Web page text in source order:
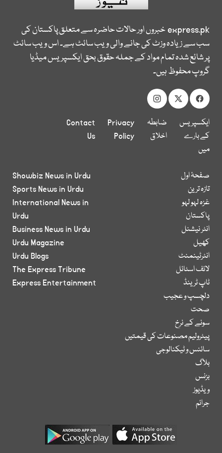
express.pkخبروں اور حالات حاضرہ سے متعلق پاکستان کی
سب سے زیادہ وزٹ کی جانے والی ویب سائٹ ہے۔ اس ویب سائٹ
پر شائع شدہ تمام مواد کے جملہ حقوق بحق ایکسپریس میڈیا
گروپ محفوظ ہیں۔
ایکسپریس
کے بارے
میں
ضابطہ
اخلاق
Privacy
Policy
Contact
Us
صفحۂ اول
تازہ ترین
غزہ لہو لہو
پاکستان
انٹر نیشنل
کھیل
انٹرٹینمنٹ
لائف اسٹائل
ٹاپ ٹرینڈ
دلچسپ و عجیب
صحت
سونے کے نرخ
پیٹرولیم مصنوعات کی قیمتیں
سائنس و ٹیکنالوجی
بلاگ
بزنس
ویڈیوز
جرائم
Showbiz News in Urdu
Sports News in Urdu
International News in
Urdu
Business News in Urdu
Urdu Magazine
Urdu Blogs
The Express Tribune
Express Entertainment